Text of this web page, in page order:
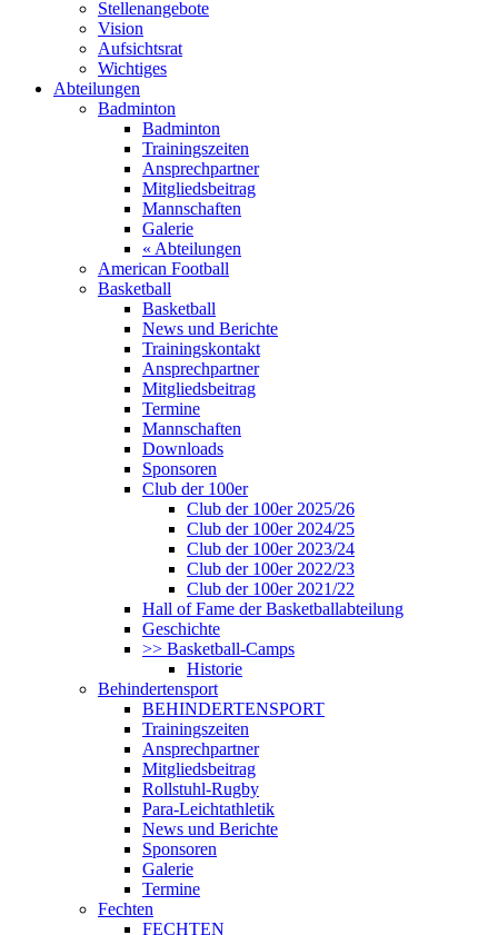
Stellenangebote
Vision
Aufsichtsrat
Wichtiges
Abteilungen
Badminton
Badminton
Trainingszeiten
Ansprechpartner
Mitgliedsbeitrag
Mannschaften
Galerie
« Abteilungen
American Football
Basketball
Basketball
News und Berichte
Trainingskontakt
Ansprechpartner
Mitgliedsbeitrag
Termine
Mannschaften
Downloads
Sponsoren
Club der 100er
Club der 100er 2025/26
Club der 100er 2024/25
Club der 100er 2023/24
Club der 100er 2022/23
Club der 100er 2021/22
Hall of Fame der Basketballabteilung
Geschichte
>> Basketball-Camps
Historie
Behindertensport
BEHINDERTENSPORT
Trainingszeiten
Ansprechpartner
Mitgliedsbeitrag
Rollstuhl-Rugby
Para-Leichtathletik
News und Berichte
Sponsoren
Galerie
Termine
Fechten
FECHTEN